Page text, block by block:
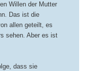
Willen der Mutter
Das ist die
allen geteilt, es
sehen. Aber es ist
dass sie